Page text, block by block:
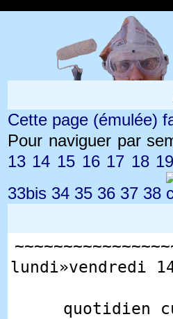
Cette page (émulée)
Pour naviguer par
13 14 15 16 17 18 19
33bis 34 35 36 37 38
lundi»vendredi
quotidien